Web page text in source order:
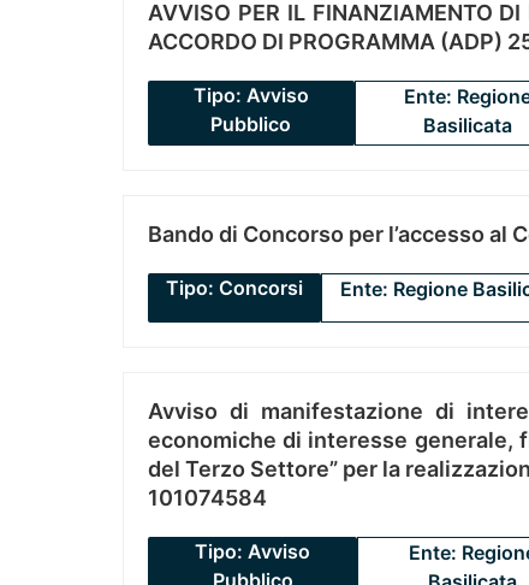
AVVISO PER IL FINANZIAMENTO
ACCORDO DI PROGRAMMA (ADP)
Tipo: Avviso
Pubblico
Ente:
Basilicata
Bando di Concorso per l’accesso
Tipo: Concorsi Ente: Regione
Avviso di manifestazione di
economiche di interesse generale,
del Terzo Settore” per la
101074584
Tipo: Avviso
Pubblico
Ente: